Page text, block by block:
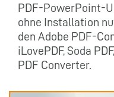
PDF-PowerPoint-
ohne Installation
den Adobe PDF-
iLovePDF, Soda
PDF Converter.